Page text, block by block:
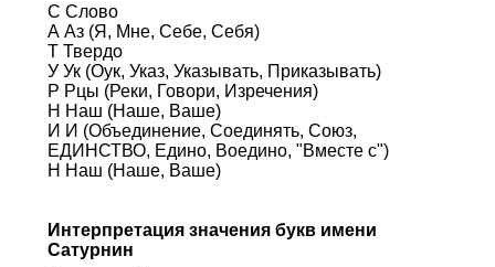
С Слово
А Аз (Я, Мне, Себе, Себя)
Т Твердо
У Ук (Оук, Указ, Указывать, Приказывать)
Р Рцы (Реки, Говори, Изречения)
Н Наш (Наше, Ваше)
И И (Объединение, Соединять, Союз,
ЕДИНСТВО, Едино, Воедино, "Вместе с")
Н Наш (Наше, Ваше)
Интерпретация значения букв имени
Сатурнин